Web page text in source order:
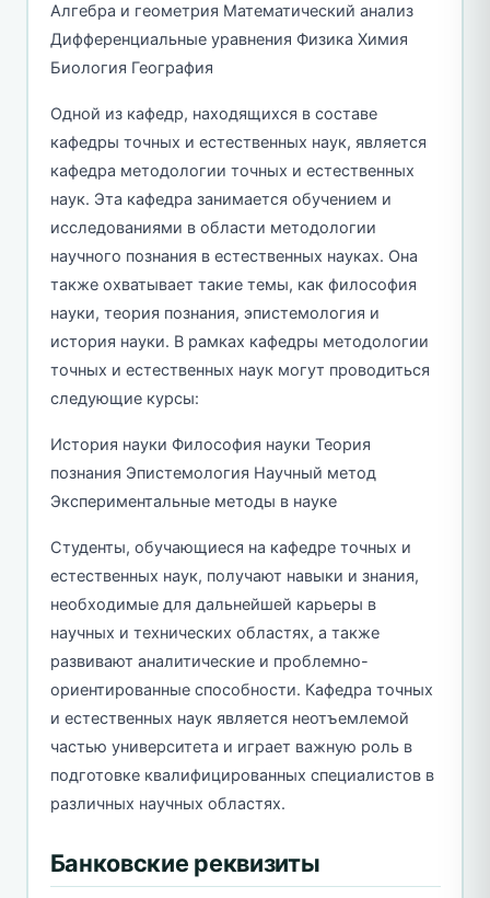
Алгебра и геометрия Математический анализ
Дифференциальные уравнения Физика Химия
Биология География
Одной из кафедр, находящихся в составе
кафедры точных и естественных наук, является
кафедра методологии точных и естественных
наук. Эта кафедра занимается обучением и
исследованиями в области методологии
научного познания в естественных науках. Она
также охватывает такие темы, как философия
науки, теория познания, эпистемология и
история науки. В рамках кафедры методологии
точных и естественных наук могут проводиться
следующие курсы:
История науки Философия науки Теория
познания Эпистемология Научный метод
Экспериментальные методы в науке
Студенты, обучающиеся на кафедре точных и
естественных наук, получают навыки и знания,
необходимые для дальнейшей карьеры в
научных и технических областях, а также
развивают аналитические и проблемно-
ориентированные способности. Кафедра точных
и естественных наук является неотъемлемой
частью университета и играет важную роль в
подготовке квалифицированных специалистов в
различных научных областях.
Банковские реквизиты